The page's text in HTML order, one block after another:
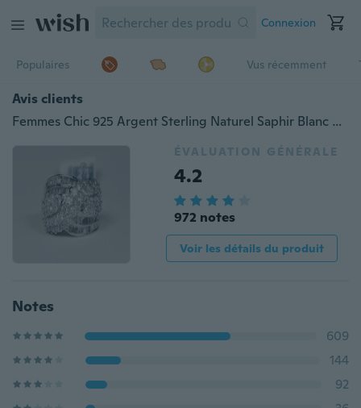
Connexion
Populaires Vus récemment
Avis clients
Femmes Chic 925 Argent Sterling Naturel Saphir Blanc Pierre Gemme Criss Cross Bague De Mariage Taille5-10
ÉVALUATION GÉNÉRALE
4.2
972 notes
Voir les détails du produit
Notes
609
144
92